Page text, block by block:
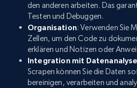
den anderen arbeiten. Das
Testen und Debuggen.
Organisation: Verwenden Sie
Zellen, um den Code zu
erklären und Notizen oder
Integration mit
Scrapen können Sie die Daten
bereinigen, verarbeiten und